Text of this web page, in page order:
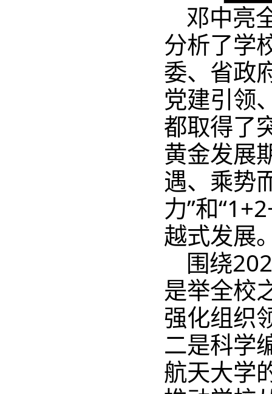
邓中亮
分析了学
委、省政
党建引领
都取得了
黄金发展
遇、乘势
力”和
越式发展
围绕
是举全校
强化组织
二是科学
航天大学